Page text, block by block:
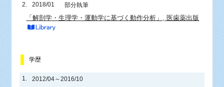
2. 2018/01 部分執筆
「解剖学・生理学・運動学に基づく動作分析」, 医歯薬出版
学歴
1. 2012/04～2016/10